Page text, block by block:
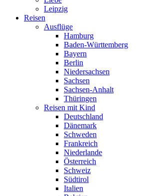
Leipzig
Reisen
Ausflüge
Hamburg
Baden-Württemberg
Bayern
Berlin
Niedersachsen
Sachsen
Sachsen-Anhalt
Thüringen
Reisen mit Kind
Deutschland
Dänemark
Schweden
Frankreich
Niederlande
Österreich
Schweiz
Südtirol
Italien